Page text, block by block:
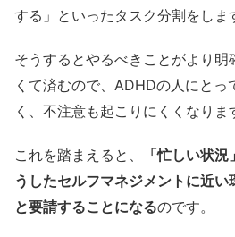
する」といったタスク分割をしま
そうするとやるべきことがより
くて済むので、ADHDの人にとっ
く、不注意も起こりにくくなりま
これを踏まえると、
「忙しい状
うしたセルフマネジメントに近
と要請することになるのです。